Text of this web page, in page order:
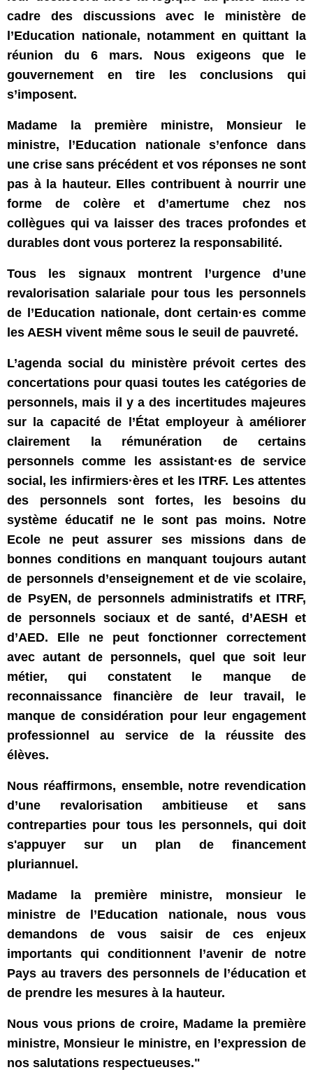
cadre des discussions avec le ministère de
l’Education nationale, notamment en quittant la
réunion du 6 mars. Nous exigeons que le
gouvernement en tire les conclusions qui
s’imposent.
Madame la première ministre, Monsieur le
ministre, l’Education nationale s’enfonce dans
une crise sans précédent et vos réponses ne sont
pas à la hauteur. Elles contribuent à nourrir une
forme de colère et d’amertume chez nos
collègues qui va laisser des traces profondes et
durables dont vous porterez la responsabilité.
Tous les signaux montrent l’urgence d’une
revalorisation salariale pour tous les personnels
de l’Education nationale, dont certain·es comme
les AESH vivent même sous le seuil de pauvreté.
L’agenda social du ministère prévoit certes des
concertations pour quasi toutes les catégories de
personnels, mais il y a des incertitudes majeures
sur la capacité de l’État employeur à améliorer
clairement la rémunération de certains
personnels comme les assistant·es de service
social, les infirmiers·ères et les ITRF. Les attentes
des personnels sont fortes, les besoins du
système éducatif ne le sont pas moins. Notre
Ecole ne peut assurer ses missions dans de
bonnes conditions en manquant toujours autant
de personnels d’enseignement et de vie scolaire,
de PsyEN, de personnels administratifs et ITRF,
de personnels sociaux et de santé, d’AESH et
d’AED. Elle ne peut fonctionner correctement
avec autant de personnels, quel que soit leur
métier, qui constatent le manque de
reconnaissance financière de leur travail, le
manque de considération pour leur engagement
professionnel au service de la réussite des
élèves.
Nous réaffirmons, ensemble, notre revendication
d’une revalorisation ambitieuse et sans
contreparties pour tous les personnels, qui doit
s'appuyer sur un plan de financement
pluriannuel.
Madame la première ministre, monsieur le
ministre de l’Education nationale, nous vous
demandons de vous saisir de ces enjeux
importants qui conditionnent l’avenir de notre
Pays au travers des personnels de l’éducation et
de prendre les mesures à la hauteur.
Nous vous prions de croire, Madame la première
ministre, Monsieur le ministre, en l’expression de
nos salutations respectueuses."